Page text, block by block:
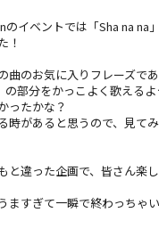
イベントでは「Sha na na
！
曲のお気に入りフレーズで
の部分をかっこよく歌える
ったかな？
時があると思うので、見てみ
と違った企画で、皆さん楽
ますぎて一瞬で終わっちゃ